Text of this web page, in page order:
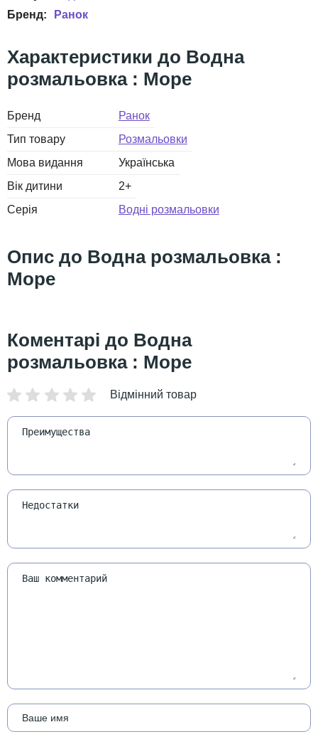
Ранок
Водна
розмальовка : Море
Бренд
Ранок
Тип товару
Розмальовки
Мова видання
Українська
Вік дитини
2+
Серія
Водні розмальовки
Водна розмальовка :
Море
Водна
розмальовка : Море